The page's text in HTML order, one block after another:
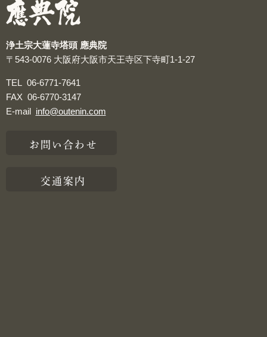
浄土宗大蓮寺塔頭 應典院
〒543-0076 大阪府大阪市天王寺区下寺町1-1-27
TEL 06-6771-7641
FAX 06-6770-3147
E-mail info@outenin.com
お問い合わせ
交通案内